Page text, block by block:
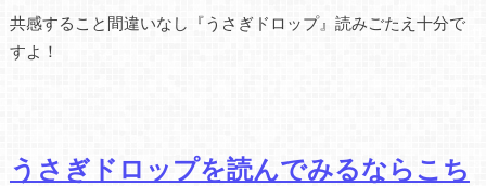
共感すること間違いなし『うさぎドロップ』読みごたえ十分で
すよ！
うさぎドロップを読んでみるならこち